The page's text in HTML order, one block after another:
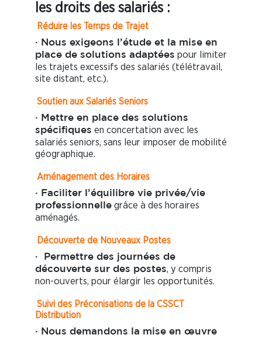
les droits des salariés :
Réduire les Temps de Trajet
· Nous exigeons l’étude et la mise en
place de solutions adaptées pour limiter
les trajets excessifs des salariés (télétravail,
site distant, etc.).
Soutien aux Salariés Seniors
· Mettre en place des solutions
spécifiques en concertation avec les
salariés seniors, sans leur imposer de mobilité
géographique.
Aménagement des Horaires
· Faciliter l’équilibre vie privée/vie
professionnelle grâce à des horaires
aménagés.
Découverte de Nouveaux Postes
· Permettre des journées de
découverte sur des postes, y compris
non-ouverts, pour élargir les opportunités.
Suivi des Préconisations de la CSSCT
Distribution
· Nous demandons la mise en œuvre